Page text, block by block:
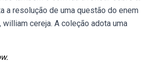
a resolução de uma questão do enem
cereja. A coleção adota uma